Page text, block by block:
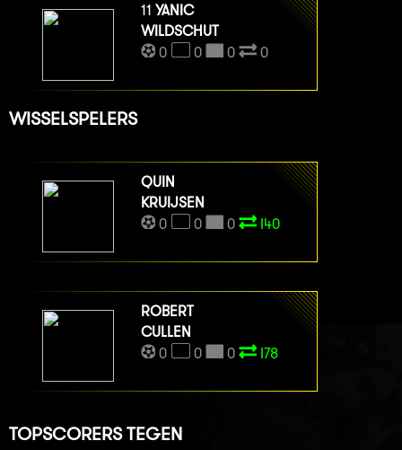
11 YANIC
WILDSCHUT
0
0 0 0
WISSELSPELERS
QUIN
KRUIJSEN
0
0 0 I40
ROBERT
CULLEN
0
0 0 I78
TOPSCORERS TEGEN